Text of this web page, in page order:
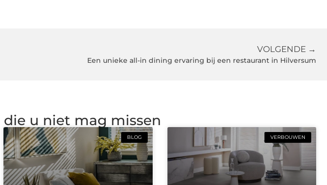
VOLGENDE →
Een unieke all-in dining ervaring bij een restaurant in Hilversum
die u niet mag missen
BLOG VERBOUWEN